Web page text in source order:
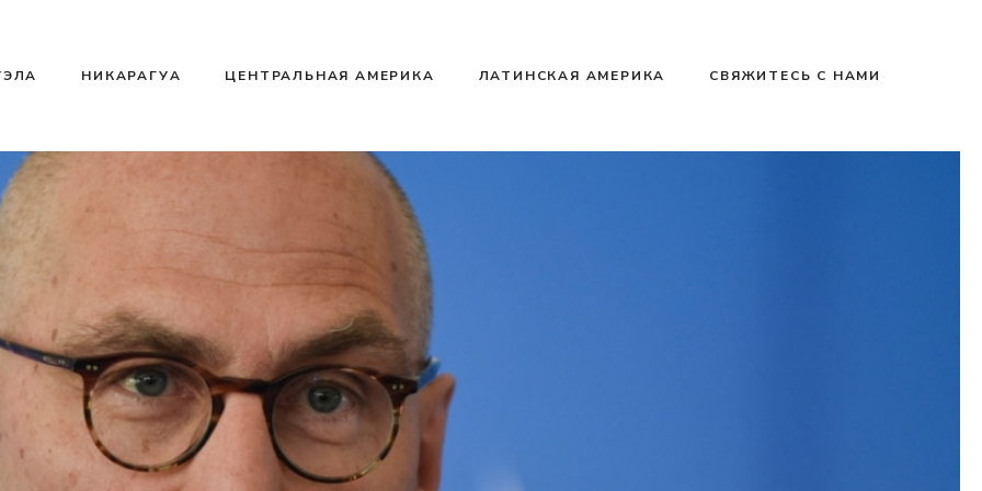
НИКАРАГУА ЦЕНТРАЛЬНАЯ АМЕРИКА ЛАТИНСКАЯ АМЕРИКА СВЯЖИТЕСЬ С НАМИ